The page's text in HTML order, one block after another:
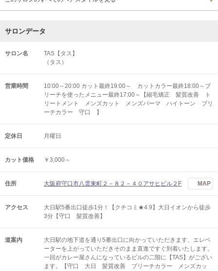
サロンデータ
サロン名
TAS【タス】
（タス）
営業時間
10:00～20:00 カット最終19:00～ カットカラー最終18:00～ブ
リーチを使ったメニュー最終17:00～【縮毛矯正 髪質改善 ト
リートメント メンズカット メンズパーマ ハイトーン ブリ
ーチカラー 守口 】
定休日 月曜日
カット価格 ￥3,000～
住所 大阪府守口市八雲東町２－８２－４０アサヒビル２F MAP
アクセス
大日駅5番出口徒歩1分！【クチコミ★4.9】大日イオンから徒歩
3分【守口 髪質改善】
道案内
大日駅の地下道を通り5番出口に向かっていただきます、エレベ
ーターを上がっていただきそのまま直進ですぐ到着いたします。
一回がカレー屋さんになっているビルの二階に【TAS】がござい
ます。【守口 大日 髪質改善 ブリーチカラー メンズカッ